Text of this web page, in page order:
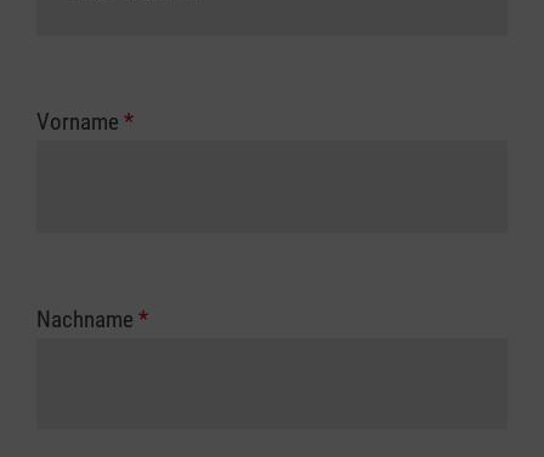
Vorname *
Nachname *